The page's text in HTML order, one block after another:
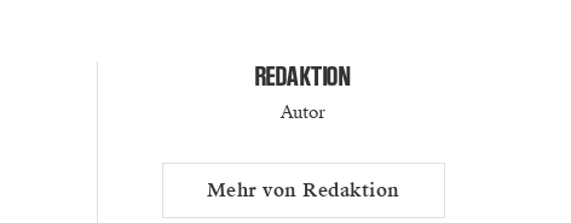
REDAKTION
Autor
Mehr von Redaktion